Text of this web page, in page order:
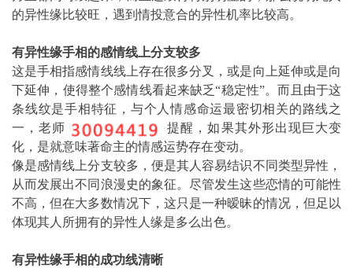
的异性缘比较旺，遇到情投意合的异性机率比较高。
有异性缘手相的感情线上分支较多
这是手相指感情线线上存在很多分叉，或是向上延伸或是向
下延伸，使得整个感情线看起来缺乏“稳定性”。而且由于这
条线纹是手相特征，与个人情感命运最密切相关的路线之
一，老师
提醒，如果其外形出现巨大变
化，是就意味著命主的情感运势存在变动。
像是感情线上分支较多，便是其人容易结识不同类型异性，
从而发展出不同浪漫史的象征。尽管发生这些恋情的可能性
不高，但在大多数情况下，这只是一种暧昧的情况，但足以
体现其人所拥有的异性人缘是多么出色。
有异性缘手相的成功线清晰